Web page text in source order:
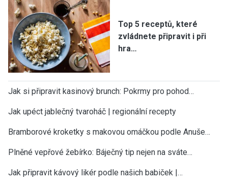
Top 5 receptů, které
zvládnete připravit i při
hra…
Jak si připravit kasinový brunch: Pokrmy pro pohod…
Jak upéct jablečný tvaroháč | regionální recepty
Bramborové kroketky s makovou omáčkou podle Anuše…
Plněné vepřové žebírko: Báječný tip nejen na sváte…
Jak připravit kávový likér podle našich babiček |…